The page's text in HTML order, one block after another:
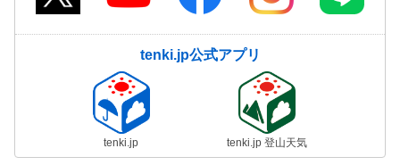
tenki.jp公式アプリ
tenki.jp tenki.jp 登山天気